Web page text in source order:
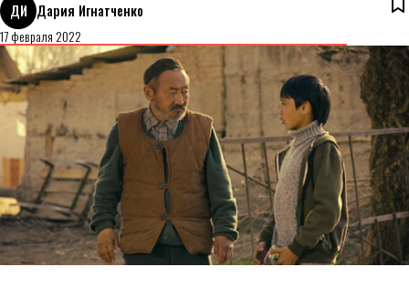
ДИ Дария Игнатченко
17 февраля 2022